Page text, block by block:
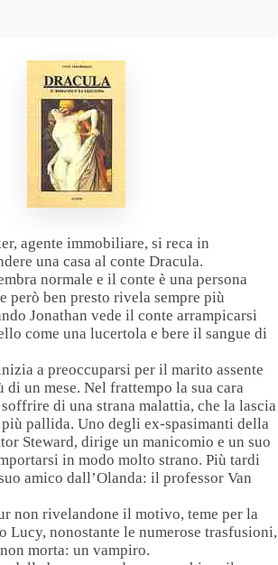
agente immobiliare, si reca in
una casa al conte Dracula.
normale e il conte è una persona
però ben presto rivela sempre più
Jonathan vede il conte arrampicarsi
come una lucertola e bere il sangue di
a preoccuparsi per il marito assente
di un mese. Nel frattempo la sua cara
di una strana malattia, che la lascia
pallida. Uno degli ex-spasimanti della
Steward, dirige un manicomio e un suo
in modo molto strano. Più tardi
amico dall’Olanda: il professor Van
non rivelandone il motivo, teme per la
Lucy, nonostante le numerose trasfusioni,
morta: un vampiro.